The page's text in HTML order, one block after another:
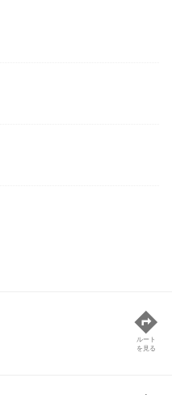
ルート
を見る